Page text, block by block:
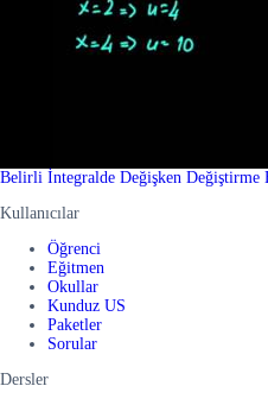
Belirli İntegralde Değişken Değiştirme
Kullanıcılar
Öğrenci
Eğitmen
Okullar
Kunduz US
Paketler
Sorular
Dersler